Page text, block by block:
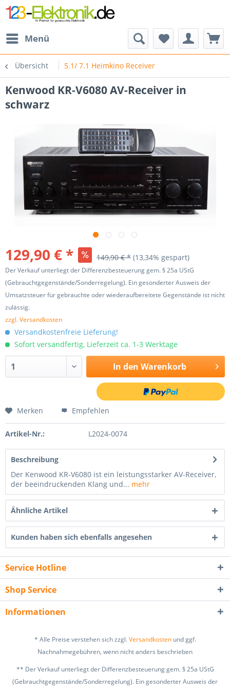
Menü
Übersicht 5.1/ 7.1 Heimkino Receiver
Kenwood KR-V6080 AV-Receiver in
schwarz
129,90 € * 149,90 € * (13,34% gespart)
Der Verkauf unterliegt der Differenzbesteuerung gem. § 25a UStG
(Gebrauchtgegenstände/Sonderregelung). Ein gesonderter Ausweis der
Umsatzsteuer für gebrauchte oder wiederaufbereitete Gegenstände ist nicht
zulässig.
zzgl. Versandkosten
Versandkostenfreie Lieferung!
Sofort versandfertig, Lieferzeit ca. 1-3 Werktage
In den Warenkorb
Merken Empfehlen
Artikel-Nr.: L2024-0074
Beschreibung
Der Kenwood KR-V6080 ist ein leistungsstarker AV-Receiver,
der beeindruckenden Klang und... mehr
Ähnliche Artikel
Kunden haben sich ebenfalls angesehen
Service Hotline
Shop Service
Informationen
* Alle Preise verstehen sich zzgl.Versandkostenund ggf.
Nachnahmegebühren, wenn nicht anders beschrieben
** Der Verkauf unterliegt der Differenzbesteuerung gem. § 25a UStG
(Gebrauchtgegenstände/Sonderregelung). Ein gesonderter Ausweis der